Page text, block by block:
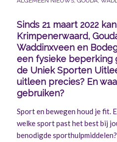
Sinds 21 maart 2022
Krimpenerwaard,
Waddinxveen en
een fysieke beperking
de Uniek Sporten
uitleen precies? En
gebruiken?
Sport en bewegen houd je fit.
welke sport past het best bij
benodigde